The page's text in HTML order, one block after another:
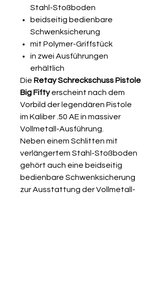
Stahl-Stoßboden
beidseitig bedienbare
Schwenksicherung
mit Polymer-Griffstück
in zwei Ausführungen
erhältlich
Die Retay Schreckschuss Pistole
Big Fiftyerscheint nach dem
Vorbild der legendären Pistole
im Kaliber .50 AE in massiver
Vollmetall-Ausführung.
Neben einem Schlitten mit
verlängertem Stahl-Stoßboden
gehört auch eine beidseitig
bedienbare Schwenksicherung
zur Ausstattung der Vollmetall-